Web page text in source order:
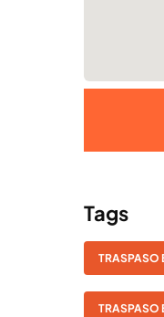
Tags
TRASPASO
TRASPASO